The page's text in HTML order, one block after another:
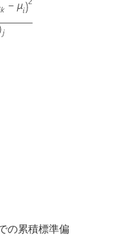
の累積標準偏